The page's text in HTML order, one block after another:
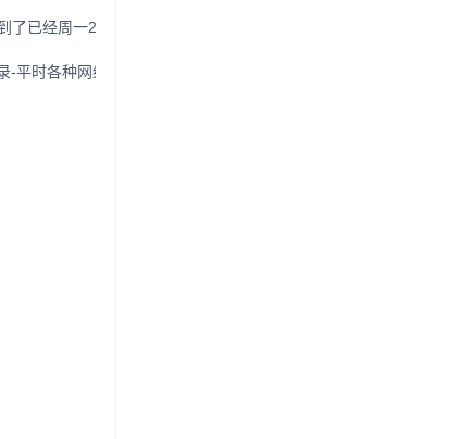
了已经周一2点了-打车到家不到3点
-平时各种网络平台的-好文章-值得记录的事件-web网址-图书-电影等